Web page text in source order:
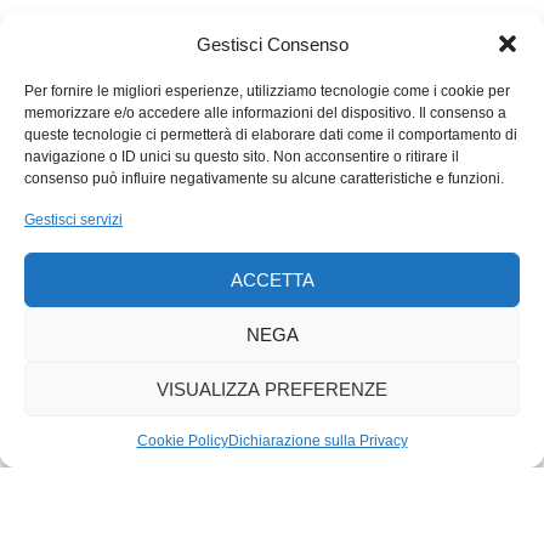
Gestisci Consenso
Per fornire le migliori esperienze, utilizziamo tecnologie come i cookie per
memorizzare e/o accedere alle informazioni del dispositivo. Il consenso a
queste tecnologie ci permetterà di elaborare dati come il comportamento di
navigazione o ID unici su questo sito. Non acconsentire o ritirare il
consenso può influire negativamente su alcune caratteristiche e funzioni.
Gestisci servizi
ACCETTA
NEGA
VISUALIZZA PREFERENZE
Cookie PolicyDichiarazione sulla Privacy
le case e tutti gli oggetti personali e personalizzabili che
egoista perché questa e molte altre profezie ecosostenibili si
autoavverino.